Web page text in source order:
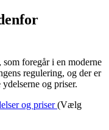
foregår i en moderne
regulering, og der er
og priser.
og priser(Vælg